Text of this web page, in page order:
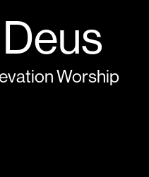
Worship